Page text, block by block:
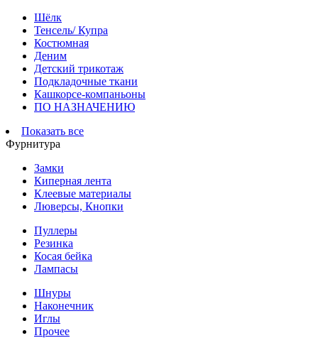
Шёлк
Тенсель/ Купра
Костюмная
Деним
Детский трикотаж
Подкладочные ткани
Кашкорсе-компаньоны
ПО НАЗНАЧЕНИЮ
Показать все
Фурнитура
Замки
Киперная лента
Клеевые материалы
Люверсы, Кнопки
Пуллеры
Резинка
Косая бейка
Лампасы
Шнуры
Наконечник
Иглы
Прочее